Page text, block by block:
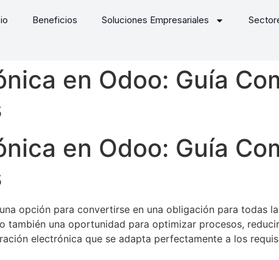
Beneficios Soluciones Empresariales
en Odoo: Guía
en Odoo: Guía
opción para convertirse en una obligación para todas
también una oportunidad para optimizar procesos,
electrónica que se adapta perfectamente a los